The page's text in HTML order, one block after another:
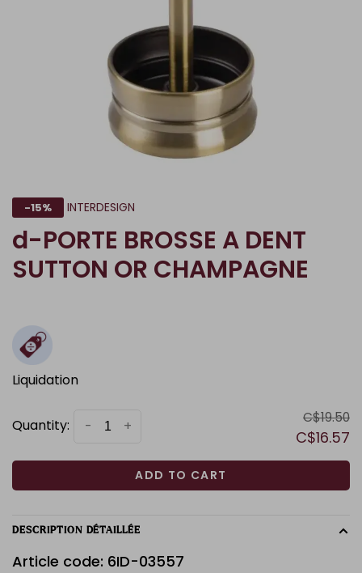
-15% INTERDESIGN
d-PORTE BROSSE A DENT
SUTTON OR CHAMPAGNE
Liquidation
Quantity: +
- C$19.50
C$16.57
ADD TO CART
DESCRIPTION DÉTAILLÉE
Article code: 6ID-03557